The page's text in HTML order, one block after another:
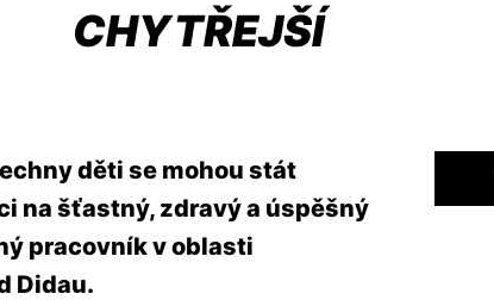
CHYTŘEJŠÍ
děti se mohou stát
na šťastný, zdravý a úspěšný
pracovník v oblasti
Didau.